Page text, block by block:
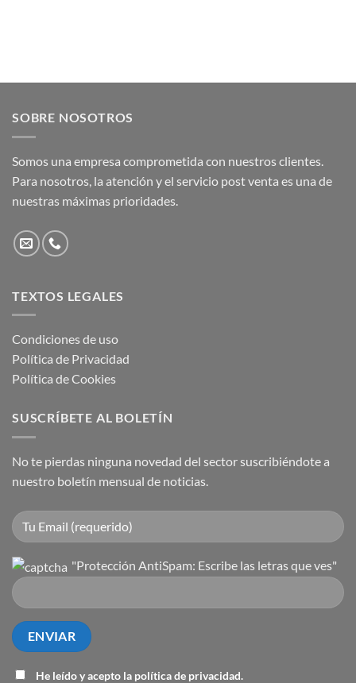
SOBRE NOSOTROS
Somos una empresa comprometida con nuestros clientes.
Para nosotros, la atención y el servicio post venta es una de
nuestras máximas prioridades.
TEXTOS LEGALES
Condiciones de uso
Política de Privacidad
Política de Cookies
SUSCRÍBETE AL BOLETÍN
No te pierdas ninguna novedad del sector suscribiéndote a
nuestro boletín mensual de noticias.
"Protección AntiSpam: Escribe las letras que ves"
He leído y acepto la política de privacidad.